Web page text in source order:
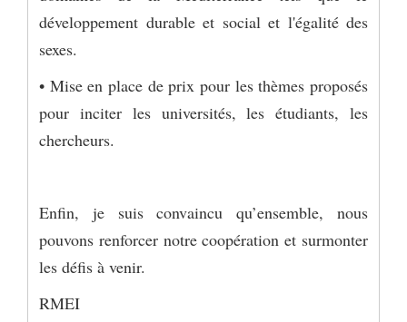
développement durable et social et l'égalité des
sexes.
• Mise en place de prix pour les thèmes proposés
pour inciter les universités, les étudiants, les
chercheurs.
Enfin, je suis convaincu qu’ensemble, nous
pouvons renforcer notre coopération et surmonter
les défis à venir.
RMEI